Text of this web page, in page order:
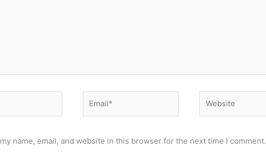
name, email, and website in this browser for the next time I comment.